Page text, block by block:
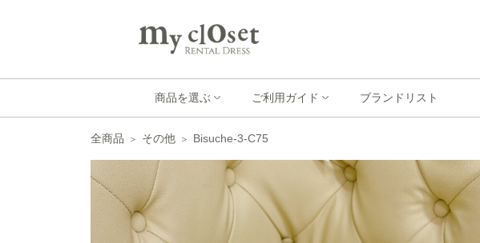
商品を選ぶ ご利用ガイド ブランドリスト
全商品 その他 Bisuche-3-C75